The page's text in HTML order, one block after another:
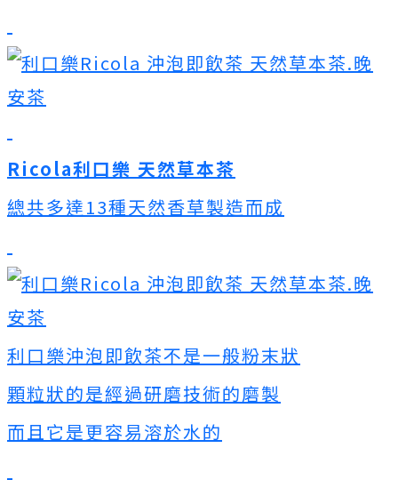
Ricola利口樂 天然草本茶
總共多達13種天然香草製造而成
利口樂沖泡即飲茶不是一般粉末狀
顆粒狀的是經過研磨技術的磨製
而且它是更容易溶於水的